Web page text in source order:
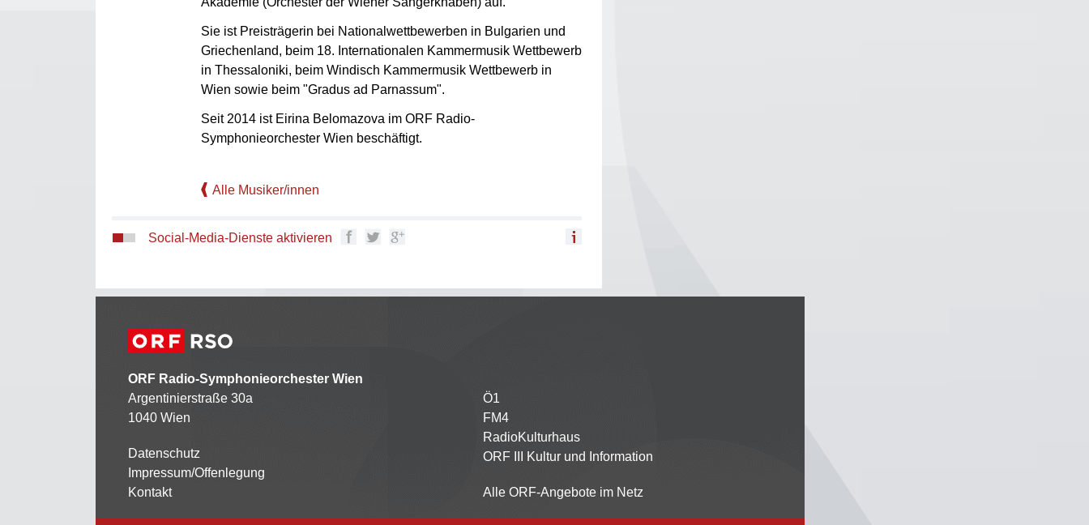
Sie ist Preisträgerin bei Nationalwettbewerben in Bulgarien und
Griechenland, beim 18. Internationalen Kammermusik Wettbewerb
in Thessaloniki, beim Windisch Kammermusik Wettbewerb in
Wien sowie beim "Gradus ad Parnassum".
Seit 2014 ist Eirina Belomazova im ORF Radio-
Symphonieorchester Wien beschäftigt.
Alle Musiker/innen
Social-Media-Dienste aktivieren
ORF Radio-Symphonieorchester Wien
Argentinierstraße 30a
1040 Wien
Kontaktmenü
Datenschutz
Impressum/Offenlegung
Kontakt
Partnersender
Ö1
FM4
RadioKulturhaus
ORF III Kultur und Information
Alle ORF-Angebote im Netz